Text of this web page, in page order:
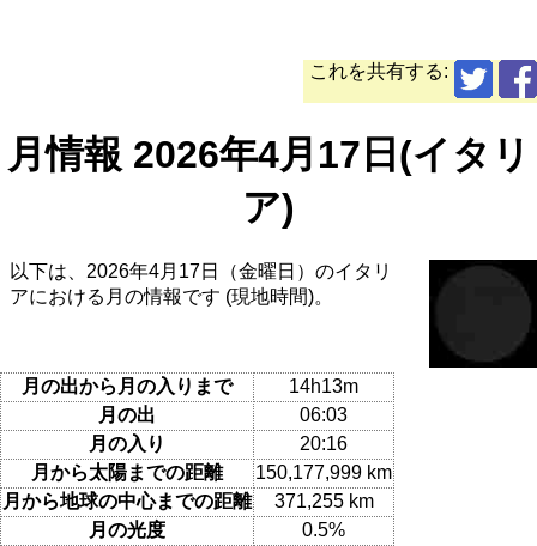
これを共有する:
月情報 2026年4月17日(イタリ
ア)
以下は、2026年4月17日（金曜日）のイタリ
アにおける月の情報です (現地時間)。
月の出から月の入りまで
14h13m
月の出
06:03
月の入り
20:16
月から太陽までの距離
150,177,999 km
月から地球の中心までの距離
371,255 km
月の光度
0.5%